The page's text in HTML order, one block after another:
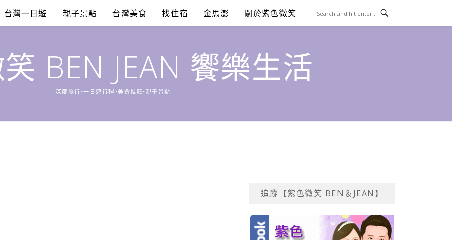
台灣一日遊 親子景點 台灣美食 找住宿 金馬澎 關於紫色微笑
BEN JEAN 饗樂生活
深度旅行•一日遊行程•美食推薦•親子景點
追蹤【紫色微笑 BEN＆JEAN】